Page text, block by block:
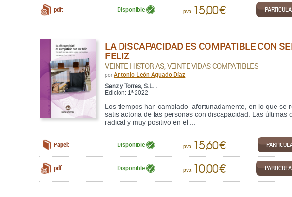
pdf: Disponible pvp. 15,00 €
LA DISCAPACIDAD ES COMPATIBLE CON
FELIZ
VEINTE HISTORIAS, VEINTE VIDAS COMPATIBLES
porAntonio-León Aguado Díaz
Sanz y Torres, S.L. .
Edición: 1ª 2022
Los tiempos han cambiado, afortunadamente, en lo que se
satisfactoria de las personas con discapacidad. Las últimas
radical y muy positivo en el ...
Papel: Disponible pvp. 15,60 €
pdf: Disponible pvp. 10,00 €